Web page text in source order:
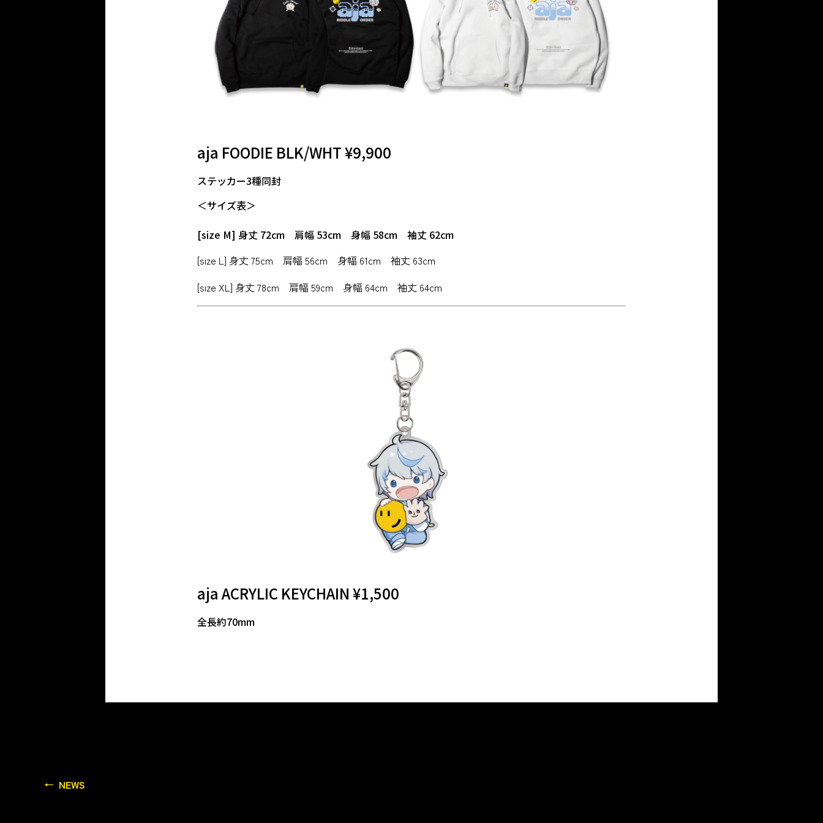
aja FOODIE BLK/WHT ¥9,900
ステッカー3種同封
＜サイズ表＞
[size M] 身丈 72cm 肩幅 53cm 身幅 58cm 袖丈 62cm
[size L] 身丈 75cm 肩幅 56cm 身幅 61cm 袖丈 63cm
[size XL] 身丈 78cm 肩幅 59cm 身幅 64cm 袖丈 64cm
aja ACRYLIC KEYCHAIN ¥1,500
全長約70mm
NEWS